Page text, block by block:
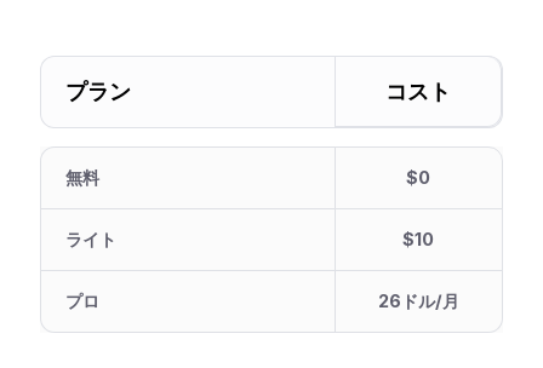
プラン コスト
無料 $0
ライト $10
プロ 26ドル/月